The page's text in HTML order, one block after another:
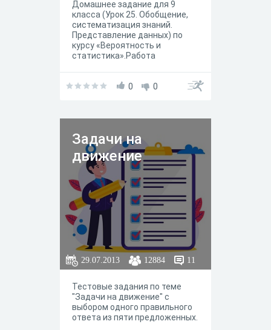
Домашнее задание для 9
класса (Урок 25. Обобщение,
систематизация знаний.
Представление данных) по
курсу «Вероятность и
статистика».Работа
задания на проверку знаний по
свой личный кабинет для
0 0
Задачи на
движение
29.07.2013 12884 11
Тестовые задания по теме
"Задачи на движение" с
выбором одного правильного
ответа из пяти предложенных.